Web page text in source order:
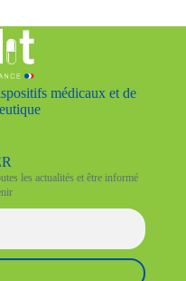
médicaux et de
les actualités et être informé